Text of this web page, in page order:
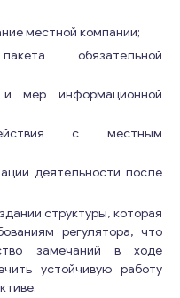
местной компании;
обязательной
мер информационной
с местным
деятельности после
структуры, которая
регулятора, что
замечаний в ходе
устойчивую работу